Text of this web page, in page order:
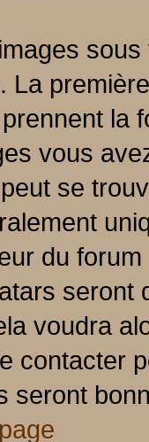
La
la
vous
se
du
seront
voudra
contacter
seront